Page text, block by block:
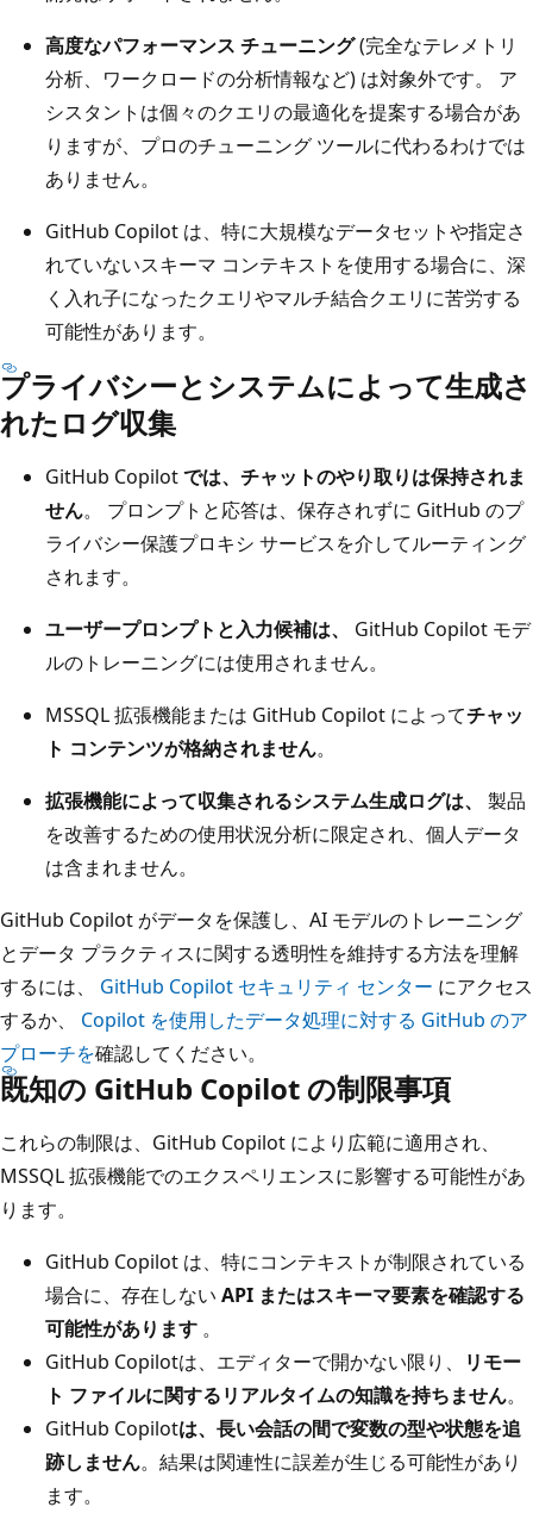
高度なパフォーマンス チューニング(完全なテレメトリ
分析、ワークロードの分析情報など) は対象外です。 ア
シスタントは個々のクエリの最適化を提案する場合があ
りますが、プロのチューニング ツールに代わるわけでは
ありません。
GitHub Copilot は、特に大規模なデータセットや指定さ
れていないスキーマ コンテキストを使用する場合に、深
く入れ子になったクエリやマルチ結合クエリに苦労する
可能性があります。
プライバシーとシステムによって生成さ
れたログ収集
GitHub Copilotでは、チャットのやり取りは保持されま
せん。 プロンプトと応答は、保存されずに GitHub のプ
ライバシー保護プロキシ サービスを介してルーティング
されます。
ユーザープロンプトと入力候補は、
GitHub Copilot モデ
ルのトレーニングには使用されません。
MSSQL 拡張機能または GitHub Copilot によってチャッ
ト コンテンツが格納されません。
拡張機能によって収集されるシステム生成ログは、
製品
を改善するための使用状況分析に限定され、個人データ
は含まれません。
GitHub Copilot がデータを保護し、AI モデルのトレーニング
とデータ プラクティスに関する透明性を維持する方法を理解
するには、 GitHub Copilot セキュリティ センター にアクセス
するか、 Copilot を使用したデータ処理に対する GitHub のア
プローチを確認してください。
既知の GitHub Copilot の制限事項
これらの制限は、GitHub Copilot により広範に適用され、
MSSQL 拡張機能でのエクスペリエンスに影響する可能性があ
ります。
GitHub Copilot は、特にコンテキストが制限されている
場合に、存在しない API またはスキーマ要素を確認する
可能性があります 。
GitHub Copilotは、エディターで開かない限り、
リモー
ト ファイルに関するリアルタイムの知識を持ちません。
GitHub Copilotは、長い会話の間で変数の型や状態を追
跡しません。結果は関連性に誤差が生じる可能性があり
ます。